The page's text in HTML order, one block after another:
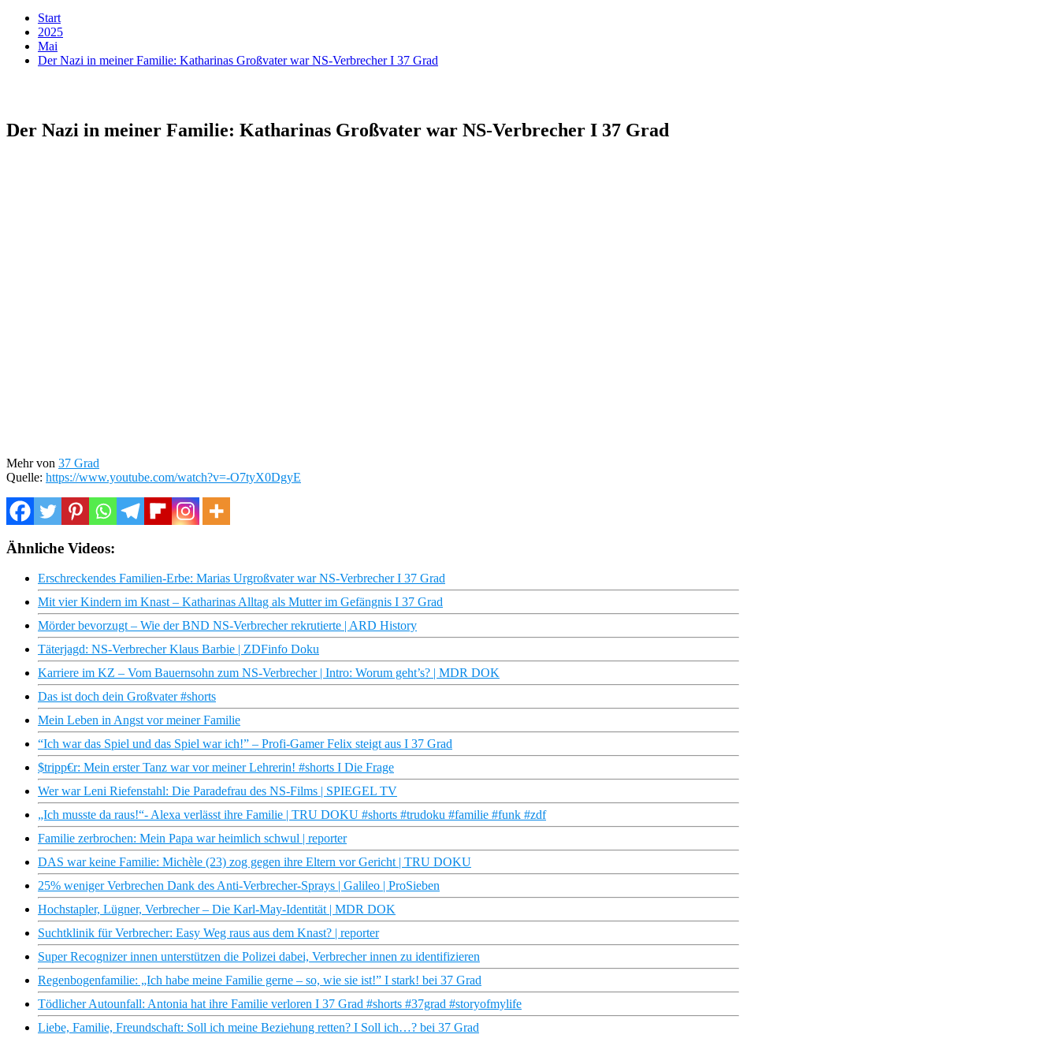
Start
2025
Mai
Der Nazi in meiner Familie: Katharinas Großvater war NS-Verbrecher I 37 Grad
Der Nazi in meiner Familie: Katharinas Großvater war NS-Verbrecher I 37 Grad
Mehr von 37 Grad
Quelle: https://www.youtube.com/watch?v=-O7tyX0DgyE
Ähnliche Videos:
Erschreckendes Familien-Erbe: Marias Urgroßvater war NS-Verbrecher I 37 Grad
Mit vier Kindern im Knast – Katharinas Alltag als Mutter im Gefängnis I 37 Grad
Mörder bevorzugt – Wie der BND NS-Verbrecher rekrutierte | ARD History
Täterjagd: NS-Verbrecher Klaus Barbie | ZDFinfo Doku
Karriere im KZ – Vom Bauernsohn zum NS-Verbrecher | Intro: Worum geht’s? | MDR DOK
Das ist doch dein Großvater #shorts
Mein Leben in Angst vor meiner Familie
“Ich war das Spiel und das Spiel war ich!” – Profi-Gamer Felix steigt aus I 37 Grad
$tripp€r: Mein erster Tanz war vor meiner Lehrerin! #shorts I Die Frage
Wer war Leni Riefenstahl: Die Paradefrau des NS-Films | SPIEGEL TV
„Ich musste da raus!“- Alexa verlässt ihre Familie | TRU DOKU #shorts #trudoku #familie #funk #zdf
Familie zerbrochen: Mein Papa war heimlich schwul | reporter
DAS war keine Familie: Michèle (23) zog gegen ihre Eltern vor Gericht | TRU DOKU
25% weniger Verbrechen Dank des Anti-Verbrecher-Sprays | Galileo | ProSieben
Hochstapler, Lügner, Verbrecher – Die Karl-May-Identität | MDR DOK
Suchtklinik für Verbrecher: Easy Weg raus aus dem Knast? | reporter
Super Recognizer innen unterstützen die Polizei dabei, Verbrecher innen zu identifizieren
Regenbogenfamilie: „Ich habe meine Familie gerne – so, wie sie ist!” I stark! bei 37 Grad
Tödlicher Autounfall: Antonia hat ihre Familie verloren I 37 Grad #shorts #37grad #storyofmylife
Liebe, Familie, Freundschaft: Soll ich meine Beziehung retten? I Soll ich…? bei 37 Grad